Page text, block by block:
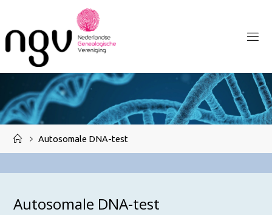
inhoud
HomeAutosomale DNA-test
Autosomale DNA-test